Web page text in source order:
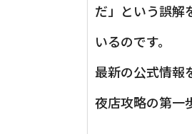
だ」という誤解
いるのです。
最新の公式情報
夜店攻略の第一